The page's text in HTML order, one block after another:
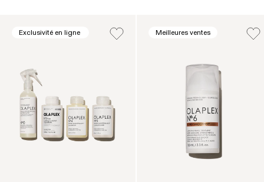
Exclusivité en ligne Meilleures ventes